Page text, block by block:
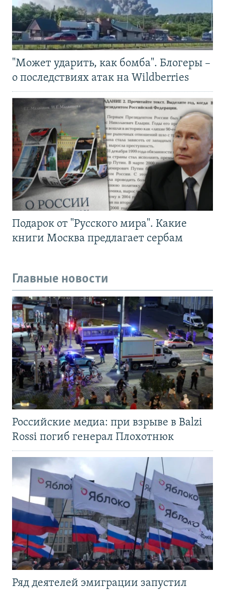
"Может ударить, как бомба". Блогеры –
о последствиях атак на Wildberries
Подарок от "Русского мира". Какие
книги Москва предлагает сербам
Главные новости
Российские медиа: при взрыве в Balzi
Rossi погиб генерал Плохотнюк
Ряд деятелей эмиграции запустил